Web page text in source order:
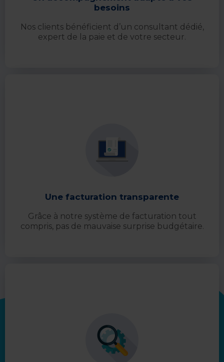
besoins
Nos clients bénéficient d’un consultant dédié,
expert de la paie et de votre secteur.
Une facturation transparente
Grâce à notre système de facturation tout
compris, pas de mauvaise surprise budgétaire.